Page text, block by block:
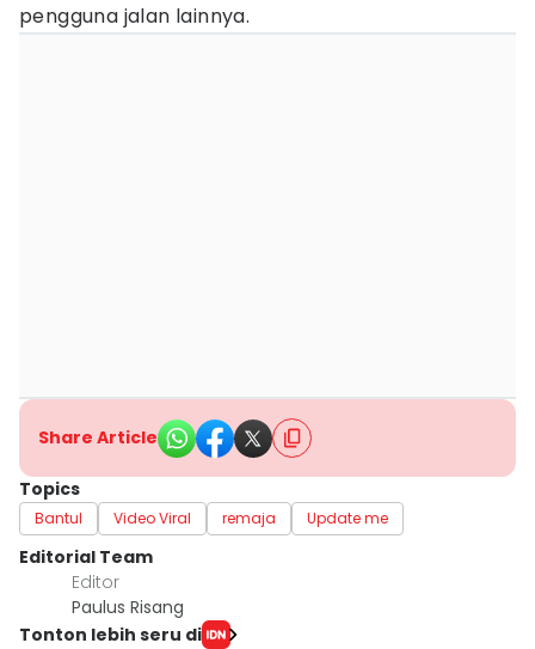
pengguna jalan lainnya.
Share Article
Topics
Bantul Video Viral remaja Update me
Editorial Team
Editor
Paulus Risang
Tonton lebih seru di